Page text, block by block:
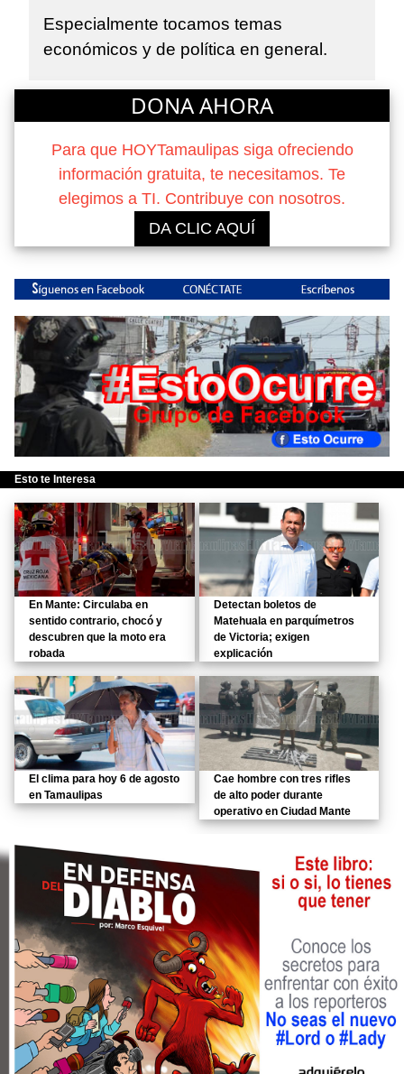
Especialmente tocamos temas
económicos y de política en general.
DONA AHORA
Para que HOYTamaulipas siga ofreciendo
información gratuita, te necesitamos. Te
elegimos a TI. Contribuye con nosotros.
DA CLIC AQUÍ
Esto te Interesa
En Mante: Circulaba en
sentido contrario, chocó y
descubren que la moto era
robada
Detectan boletos de
Matehuala en parquímetros
de Victoria; exigen
explicación
El clima para hoy 6 de agosto
en Tamaulipas
Cae hombre con tres rifles
de alto poder durante
operativo en Ciudad Mante